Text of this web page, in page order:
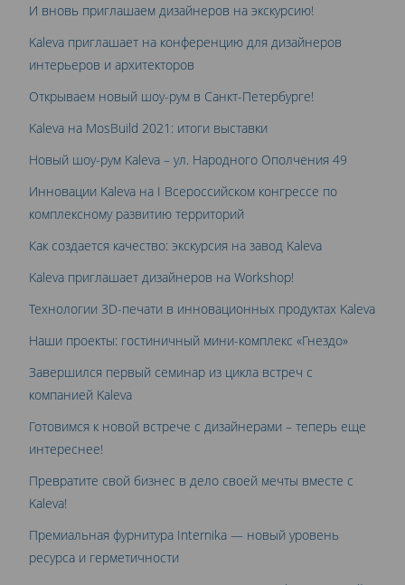
И вновь приглашаем дизайнеров на экскурсию!
Kaleva приглашает на конференцию для дизайнеров
интерьеров и архитекторов
Открываем новый шоу-рум в Санкт-Петербурге!
Kaleva на MosBuild 2021: итоги выставки
Новый шоу-рум Kaleva – ул. Народного Ополчения 49
Инновации Kaleva на I Всероссийском конгрессе по
комплексному развитию территорий
Как создается качество: экскурсия на завод Kaleva
Kaleva приглашает дизайнеров на Workshop!
Технологии 3D-печати в инновационных продуктах Kaleva
Наши проекты: гостиничный мини-комплекс «Гнездо»
Завершился первый семинар из цикла встреч с
компанией Kaleva
Готовимся к новой встрече с дизайнерами – теперь еще
интереснее!
Превратите свой бизнес в дело своей мечты вместе с
Kaleva!
Премиальная фурнитура Internika — новый уровень
ресурса и герметичности